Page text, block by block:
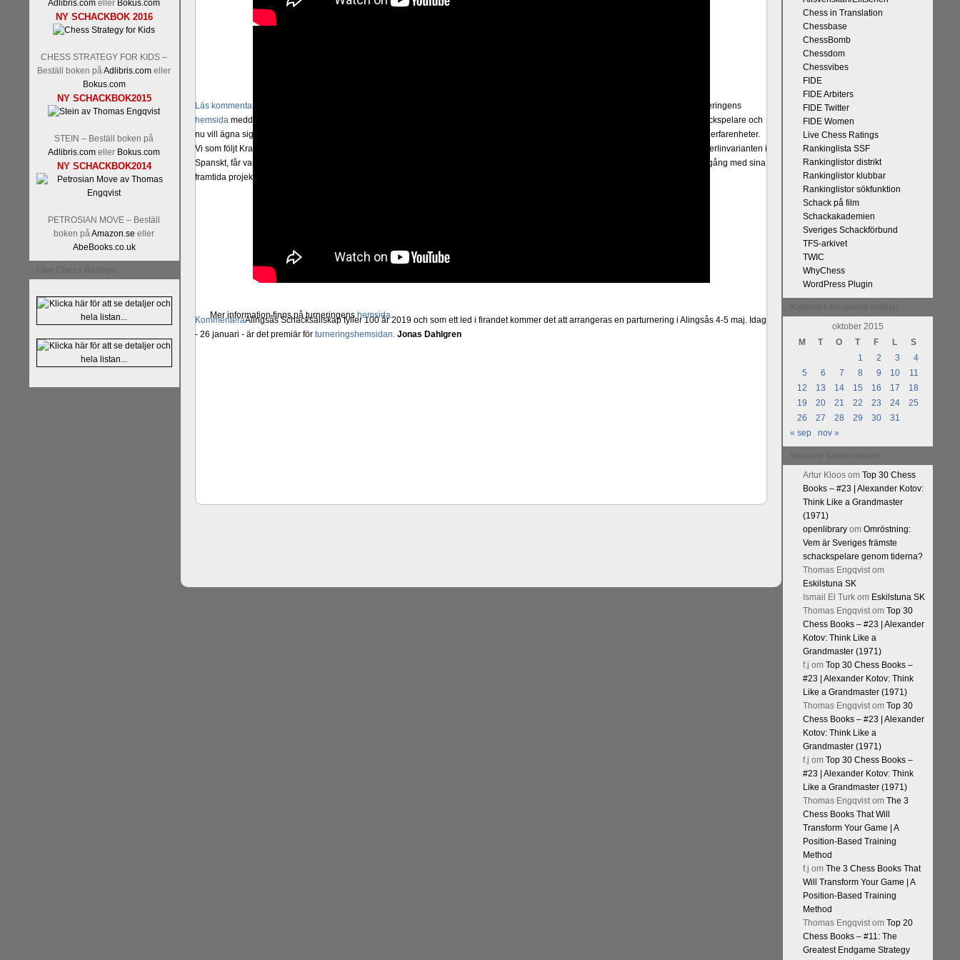
Adlibris.com eller Bokus.com
NY SCHACKBOK 2016
CHESS STRATEGY FOR KIDS –
Beställ boken påAdlibris.com eller
Bokus.com
NY SCHACKBOK2015
STEIN – Beställ boken på
Adlibris.com eller Bokus.com
NY SCHACKBOK2014
PETROSIAN MOVE – Beställ
boken påAmazon.se eller
AbeBooks.co.uk
Läs kommentaren
En av världens genom tiderna starkaste spelare, Ex-världsmästaren Vladimir Kramnik, 43 år, har på Tata Steel-turneringens
hemsidameddelat att han avslutat sin professionella karriär. Bakgrunden är att han tycker han uppnått allt som kan uppnås som schackspelare och
nu vill ägna sig åt att undervisa schack för barn. Han nämner att det han varit med om som schackspelare varit ovärderliga mänskliga erfarenheter.
Vi som följt Kramniks schackkarriär och upplevt milstolpen i schackhistorien när han besegrade Kasparov år 2000, med remivapnet Berlinvarianten i
Spanskt, får vara tacksamma och nöjda över alla de partierna han producerat ända fram tills nu och önska honom lycka till och all välgång med sina
framtida projekt.
KommenteraAlingsås Schacksällskap fyller 100 år 2019 och som ett led i firandet kommer det att arrangeras en parturnering i Alingsås 4-5 maj. Idag
- 26 januari - är det premiär för turneringshemsidan. Jonas Dahlgren
Mer information finns på turneringens hemsida.
Chess in Translation
Chessbase
ChessBomb
Chessdom
Chessvibes
FIDE
FIDE Arbiters
FIDE Twitter
FIDE Women
Live Chess Ratings
Rankinglista SSF
Rankinglistor distrikt
Rankinglistor klubbar
Rankinglistor sökfunktion
Schack på film
Schackakademien
Sveriges Schackförbund
TFS-arkivet
TWIC
WhyChess
WordPress Plugin
oktober 2015
M
T O T F L
S
1
2 3
4
5
6 7 8 9 10
11
12
13 14 15 16 17
18
19
20 21 22 23 24
25
26
27 28 29 30
31
« sep
nov »
Artur Kloosom Top 30 Chess
Books – #23 | Alexander Kotov:
Think Like a Grandmaster
(1971)
openlibraryom Omröstning:
Vem är Sveriges främste
schackspelare genom tiderna?
Thomas Engqvistom
Eskilstuna SK
Ismail El Turkom Eskilstuna SK
Thomas Engqvistom Top 30
Chess Books – #23 | Alexander
Kotov: Think Like a
Grandmaster (1971)
f.j om Top 30 Chess Books –
#23 | Alexander Kotov: Think
Like a Grandmaster (1971)
Thomas Engqvistom Top 30
Chess Books – #23 | Alexander
Kotov: Think Like a
Grandmaster (1971)
f.j om Top 30 Chess Books –
#23 | Alexander Kotov: Think
Like a Grandmaster (1971)
Thomas Engqvistom The 3
Chess Books That Will
Transform Your Game | A
Position-Based Training
Method
f.j om The 3 Chess Books That
Will Transform Your Game | A
Position-Based Training
Method
Thomas Engqvistom Top 20
Chess Books – #11: The
Greatest Endgame Strategy